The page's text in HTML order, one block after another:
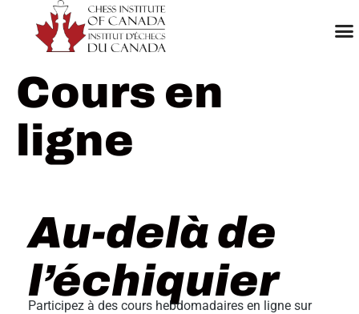
Cours en
ligne
Au-delà de
l’échiquier
Participez à des cours hebdomadaires en ligne sur